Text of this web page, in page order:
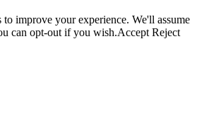
to improve your experience. We'll assume
can opt-out if you wish.Accept Reject